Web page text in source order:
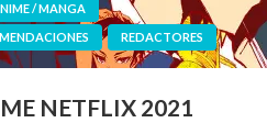
/ MANGA
REDACTORES
NETFLIX 2021